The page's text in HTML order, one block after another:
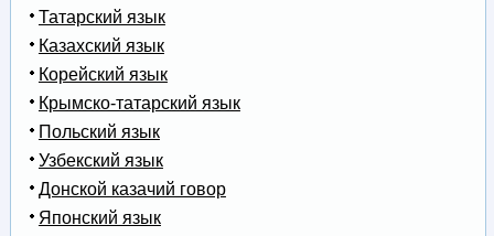
Татарский язык
Казахский язык
Корейский язык
Крымско-татарский язык
Польский язык
Узбекский язык
Донской казачий говор
Японский язык